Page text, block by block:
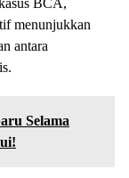
menunjukkan
antara
Selama